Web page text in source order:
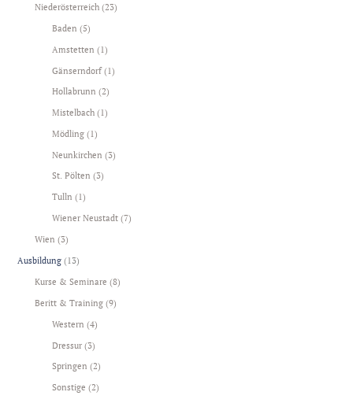
Niederösterreich (23)
Baden (5)
Amstetten (1)
Gänserndorf(1)
Hollabrunn (2)
Mistelbach (1)
Mödling (1)
Neunkirchen (3)
St. Pölten (3)
Tulln (1)
Wiener Neustadt (7)
Wien (3)
Ausbildung (13)
Kurse & Seminare (8)
Beritt & Training (9)
Western (4)
Dressur (3)
Springen (2)
Sonstige (2)